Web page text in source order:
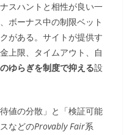
スハントと相性が良い一
ボーナス中の制限ベット
がある。サイトが提供す
上限、タイムアウト、自
ゆらぎを制度で抑える設
値の分散」と「検証可能
などのProvably Fair系